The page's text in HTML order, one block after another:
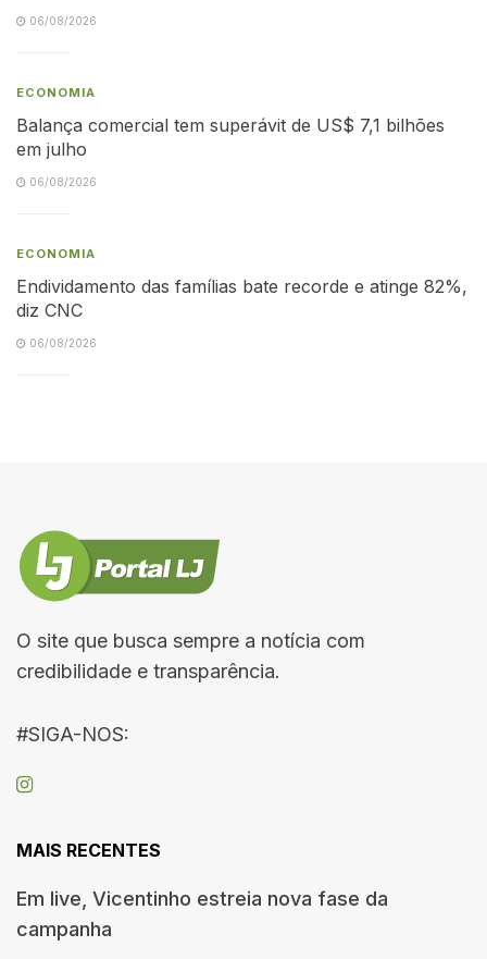
06/08/2026
ECONOMIA
Balança comercial tem superávit de US$ 7,1 bilhões
em julho
06/08/2026
ECONOMIA
Endividamento das famílias bate recorde e atinge 82%,
diz CNC
06/08/2026
O site que busca sempre a notícia com
credibilidade e transparência.
#SIGA-NOS:
MAIS RECENTES
Em live, Vicentinho estreia nova fase da
campanha